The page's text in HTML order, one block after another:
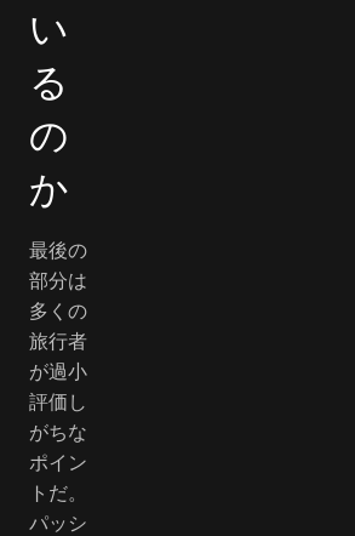
い
る
の
か
最後の
部分は
多くの
旅行者
が過小
評価し
がちな
ポイン
トだ。
パッシ